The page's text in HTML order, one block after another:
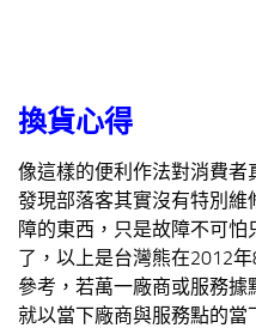
換貨心得
像這樣的便利作法對消費
發現部落客其實沒有特別
障的東西，只是故障不可
了，以上是台灣熊在2012
參考，若萬一廠商或服務
就以當下廠商與服務點的